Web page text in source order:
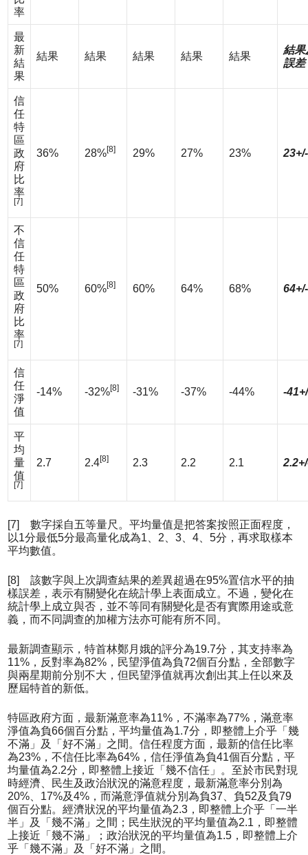
率
最
新
結
果
結果 結果 結果 結果 結果
結果
誤差
信
任
特
區
政
府
比
率
[7]
36% 28%[8] 29% 27% 23%
不
信
任
特
區
政
府
比
率
[7]
50% 60%[8] 60% 64% 68%
信
任
淨
值
-14% -32%[8] -31% -37% -44% -
平
均
量
值
[7]
2.7 2.4[8] 2.3 2.2 2.1
[7] 數字採自五等量尺。平均量值是把答案按照正面程度，
以1分最低5分最高量化成為1、2、3、4、5分，再求取樣本
平均數值。
[8] 該數字與上次調查結果的差異超過在95%置信水平的抽
樣誤差，表示有關變化在統計學上表面成立。不過，變化在
統計學上成立與否，並不等同有關變化是否有實際用途或意
義，而不同調查的加權方法亦可能有所不同。
最新調查顯示，特首林鄭月娥的評分為19.7分，其支持率為
11%，反對率為82%，民望淨值為負72個百分點，全部數字
與兩星期前分別不大，但民望淨值就再次創出其上任以來及
歷屆特首的新低。
特區政府方面，最新滿意率為11%，不滿率為77%，滿意率
淨值為負66個百分點，平均量值為1.7分，即整體上介乎「幾
不滿」及「好不滿」之間。信任程度方面，最新的信任比率
為23%，不信任比率為64%，信任淨值為負41個百分點，平
均量值為2.2分，即整體上接近「幾不信任」。至於市民對現
時經濟、民生及政治狀況的滿意程度，最新滿意率分別為
20%、17%及4%，而滿意淨值就分別為負37、負52及負79
個百分點。經濟狀況的平均量值為2.3，即整體上介乎「一半
半」及「幾不滿」之間；民生狀況的平均量值為2.1，即整體
上接近「幾不滿」；政治狀況的平均量值為1.5，即整體上介
乎「幾不滿」及「好不滿」之間。